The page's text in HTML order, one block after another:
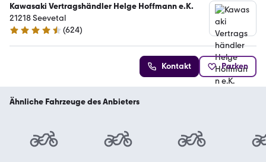
Kawasaki Vertragshändler Helge Hoffmann e.K.
21218 Seevetal
4.7 Sterne
(624)
Kontakt Parken
Ähnliche Fahrzeuge des Anbieters